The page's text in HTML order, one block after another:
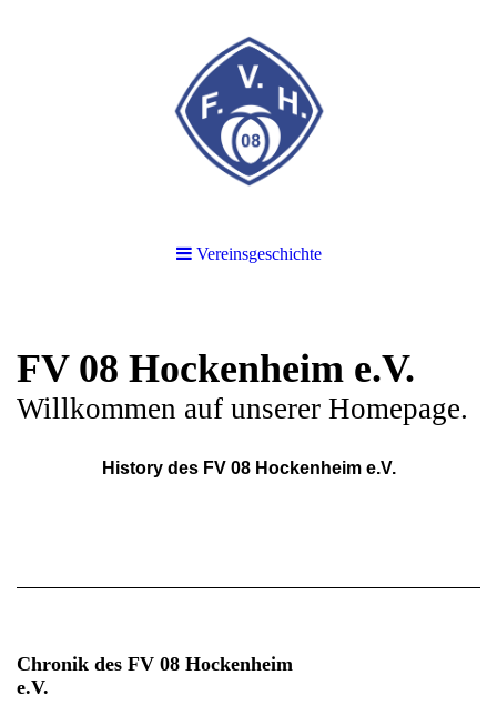
Vereinsgeschichte
FV 08 Hockenheim e.V.
Willkommen auf unserer Homepage.
History des FV 08 Hockenheim e.V.
Chronik des FV 08 Hockenheim
e.V.